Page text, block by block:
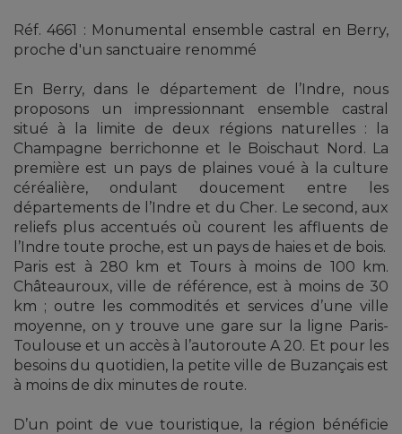
Réf. 4661 : Monumental ensemble castral en Berry,
proche d'un sanctuaire renommé
En Berry, dans le département de l’Indre, nous
proposons un impressionnant ensemble castral
situé à la limite de deux régions naturelles : la
Champagne berrichonne et le Boischaut Nord. La
première est un pays de plaines voué à la culture
céréalière, ondulant doucement entre les
départements de l’Indre et du Cher. Le second, aux
reliefs plus accentués où courent les affluents de
l’Indre toute proche, est un pays de haies et de bois.
Paris est à 280 km et Tours à moins de 100 km.
Châteauroux, ville de référence, est à moins de 30
km ; outre les commodités et services d’une ville
moyenne, on y trouve une gare sur la ligne Paris-
Toulouse et un accès à l’autoroute A 20. Et pour les
besoins du quotidien, la petite ville de Buzançais est
à moins de dix minutes de route.
D’un point de vue touristique, la région bénéficie